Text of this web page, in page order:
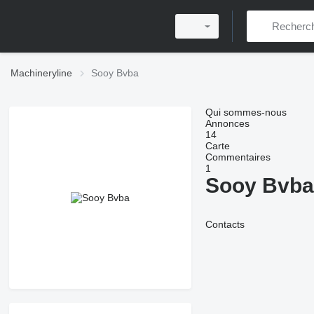
Machineryline Sooy Bvba
Qui sommes-nous
Annonces
14
Carte
Commentaires
1
Sooy Bvba
Contacts